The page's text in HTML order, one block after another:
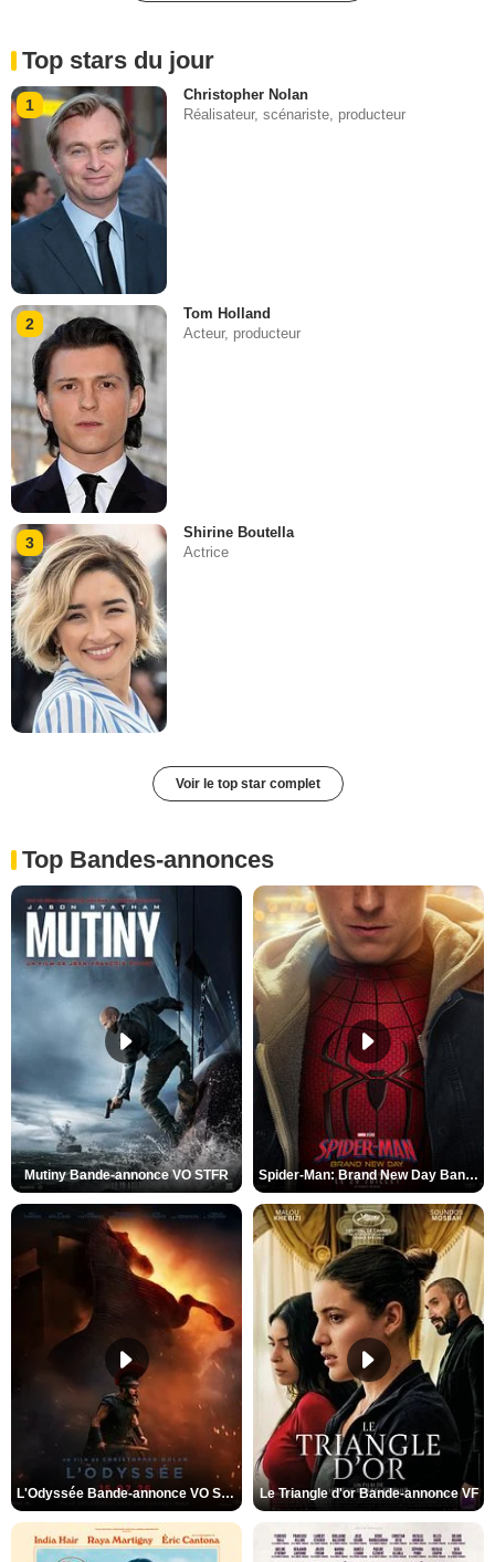
Top stars du jour
1
Christopher Nolan
Réalisateur, scénariste, producteur
2
Tom Holland
Acteur, producteur
3
Shirine Boutella
Actrice
Voir le top star complet
Top Bandes-annonces
Mutiny Bande-annonce VO STFR Spider-Man: Brand New Day Bande-annonce VO STFR
L'Odyssée Bande-annonce VO STFR Le Triangle d'or Bande-annonce VF